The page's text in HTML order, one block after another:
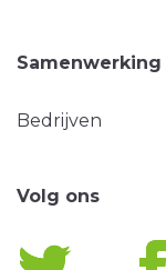
Samenwerking
Bedrijven
Volg ons